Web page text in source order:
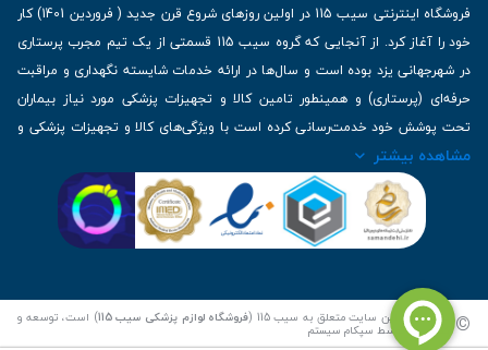
فروشگاه اینترنتی سیب 115 در اولین روزهای شروع قرن جدید ( فروردین 1401) کار
خود را آغاز کرد. از آنجایی که گروه سیب 115 قسمتی از یک تیم مجرب پرستاری
در شهرجهانی یزد بوده است و سال‌ها در ارائه خدمات شایسته نگهداری و مراقبت
حرفه‌ای (پرستاری) و همینطور تامین کالا و تجهیزات پزشکی مورد نیاز بیماران
تحت پوشش خود خدمت‌رسانی کرده است با ویژگی‌های کالا و تجهیزات پزشکی و
برترین برندهای موجود در بازار اطلاعات بسیار ارزشمندی را دارا می‌باشد
| تلفن تماس : 36333383-035 | ایمیل: Info@Sib115.com
مشاهده بیشتر
© کلیه حقوق این سایت متعلق به سیب 115 ( فروشگاه لوازم پزشکی سیب 115 ) است، توسعه و
کدنویسی توسط سپکام سیستم